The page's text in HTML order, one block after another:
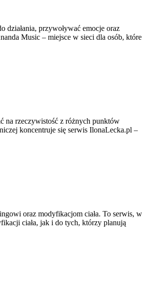
działania, przywoływać emocje oraz
Music – miejsce w sieci dla osób, które
na rzeczywistość z różnych punktów
koncentruje się serwis IlonaLecka.pl –
oraz modyfikacjom ciała. To serwis, w
ciała, jak i do tych, którzy planują